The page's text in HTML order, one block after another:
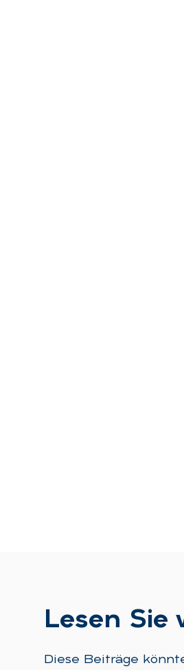
Le­sen Sie
Diese Beiträge